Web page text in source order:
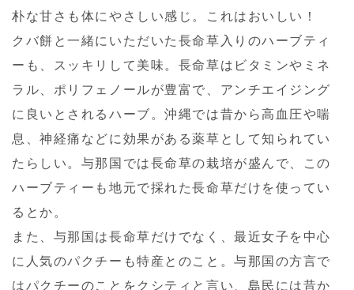
朴な甘さも体にやさしい感じ。これはおいしい！
クバ餅と一緒にいただいた長命草入りのハーブティ
ーも、スッキリして美味。長命草はビタミンやミネ
ラル、ポリフェノールが豊富で、アンチエイジング
に良いとされるハーブ。沖縄では昔から高血圧や喘
息、神経痛などに効果がある薬草として知られてい
たらしい。与那国では長命草の栽培が盛んで、この
ハーブティーも地元で採れた長命草だけを使ってい
るとか。
また、与那国は長命草だけでなく、最近女子を中心
に人気のパクチーも特産とのこと。与那国の方言で
はパクチーのことをクシティと言い、島民には昔か